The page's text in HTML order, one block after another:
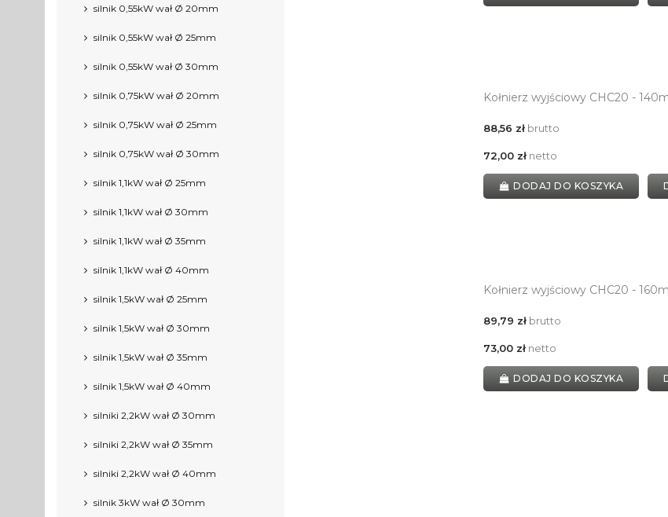
silnik 0,55kW wał Ø 20mm
silnik 0,55kW wał Ø 25mm
silnik 0,55kW wał Ø 30mm
silnik 0,75kW wał Ø 20mm
silnik 0,75kW wał Ø 25mm
silnik 0,75kW wał Ø 30mm
silnik 1,1kW wał Ø 25mm
silnik 1,1kW wał Ø 30mm
silnik 1,1kW wał Ø 35mm
silnik 1,1kW wał Ø 40mm
silnik 1,5kW wał Ø 25mm
silnik 1,5kW wał Ø 30mm
silnik 1,5kW wał Ø 35mm
silnik 1,5kW wał Ø 40mm
silniki 2,2kW wał Ø 30mm
silniki 2,2kW wał Ø 35mm
silniki 2,2kW wał Ø 40mm
silnik 3kW wał Ø 30mm
Kołnierz wyjściowy CHC20 -
88,56 złbrutto
72,00 złnetto
DODAJ DO KOSZYKA
Kołnierz wyjściowy CHC20 -
89,79 złbrutto
73,00 złnetto
DODAJ DO KOSZYKA